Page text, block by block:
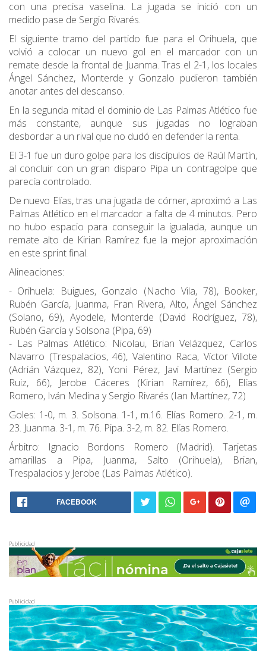
con una precisa vaselina. La jugada se inició con un
medido pase de Sergio Rivarés.
El siguiente tramo del partido fue para el Orihuela, que
volvió a colocar un nuevo gol en el marcador con un
remate desde la frontal de Juanma. Tras el 2-1, los locales
Ángel Sánchez, Monterde y Gonzalo pudieron también
anotar antes del descanso.
En la segunda mitad el dominio de Las Palmas Atlético fue
más constante, aunque sus jugadas no lograban
desbordar a un rival que no dudó en defender la renta.
El 3-1 fue un duro golpe para los discípulos de Raúl Martín,
al concluir con un gran disparo Pipa un contragolpe que
parecía controlado.
De nuevo Elías, tras una jugada de córner, aproximó a Las
Palmas Atlético en el marcador a falta de 4 minutos. Pero
no hubo espacio para conseguir la igualada, aunque un
remate alto de Kirian Ramírez fue la mejor aproximación
en este sprint final.
Alineaciones:
- Orihuela: Buigues, Gonzalo (Nacho Vila, 78), Booker,
Rubén García, Juanma, Fran Rivera, Alto, Ángel Sánchez
(Solano, 69), Ayodele, Monterde (David Rodríguez, 78),
Rubén García y Solsona (Pipa, 69)
- Las Palmas Atlético: Nicolau, Brian Velázquez, Carlos
Navarro (Trespalacios, 46), Valentino Raca, Víctor Villote
(Adrián Vázquez, 82), Yoni Pérez, Javi Martínez (Sergio
Ruiz, 66), Jerobe Cáceres (Kirian Ramírez, 66), Elías
Romero, Iván Medina y Sergio Rivarés (Ian Martínez, 72)
Goles: 1-0, m. 3. Solsona. 1-1, m.16. Elías Romero. 2-1, m.
23. Juanma. 3-1, m. 76. Pipa. 3-2, m. 82. Elías Romero.
Árbitro: Ignacio Bordons Romero (Madrid). Tarjetas
amarillas a Pipa, Juanma, Salto (Orihuela), Brian,
Trespalacios y Jerobe (Las Palmas Atlético).
FACEBOOK
Publicidad
Publicidad